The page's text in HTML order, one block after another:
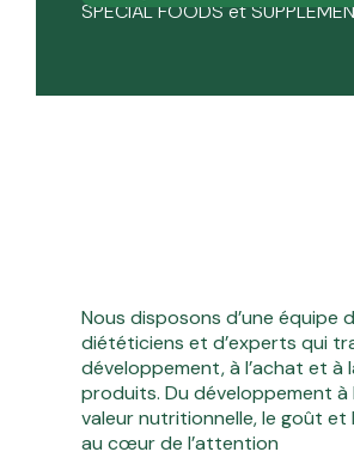
SPECIAL FOODS et
Nous disposons d’une équipe
diététiciens et d’experts qui
développement, à l’achat et à
produits. Du développement à
valeur nutritionnelle, le goût et
au cœur de l’attention